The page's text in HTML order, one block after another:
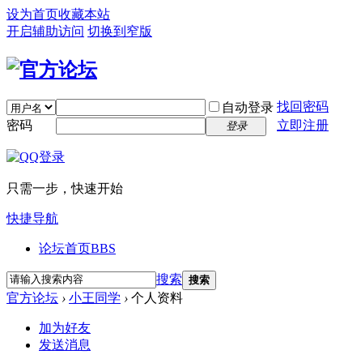
设为首页收藏本站
开启辅助访问 切换到窄版
自动登录 找回密码
密码
登录 立即注册
只需一步，快速开始
快捷导航
论坛首页BBS
搜索 搜索
官方论坛 › 小王同学 › 个人资料
加为好友
发送消息